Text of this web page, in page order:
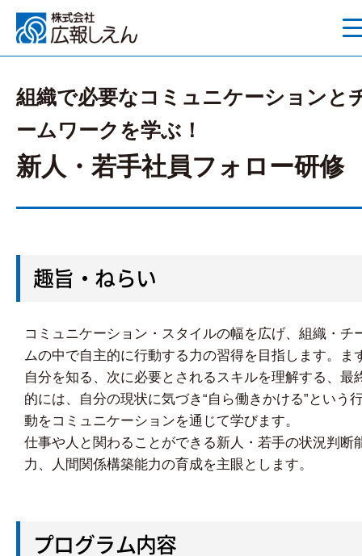
組織で必要なコミュニケーションと
ームワークを学ぶ！
新人・若手社員フォロー研修
趣旨・ねらい
コミュニケーション・スタイルの幅を広げ、組織・チ
ムの中で自主的に行動する力の習得を目指します。ま
自分を知る、次に必要とされるスキルを理解する、最
的には、自分の現状に気づき“自ら働きかける”という
動をコミュニケーションを通じて学びます。
仕事や人と関わることができる新人・若手の状況判断
力、人間関係構築能力の育成を主眼とします。
プログラム内容